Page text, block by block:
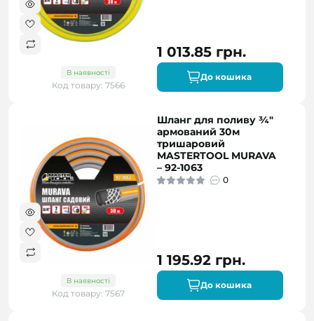
В наявності
Код товару: 7566
1 013.85 грн.
До кошика
В наявності
Код товару: 7567
Шланг для поливу ¾"
армований 30м
тришаровий
MASTERTOOL MURAVA
– 92-1063
0
1 195.92 грн.
До кошика